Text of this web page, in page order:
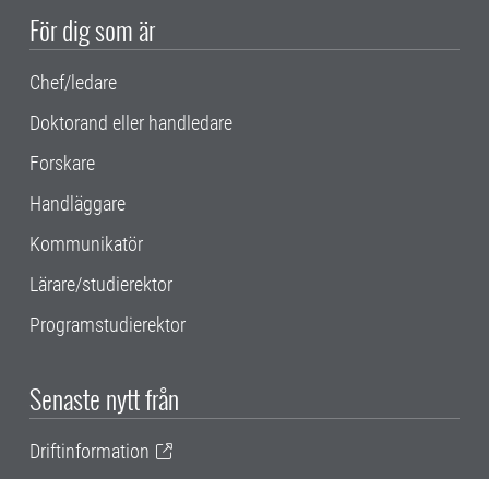
För dig som är
Chef/ledare
Doktorand eller handledare
Forskare
Handläggare
Kommunikatör
Lärare/studierektor
Programstudierektor
Senaste nytt från
Driftinformation